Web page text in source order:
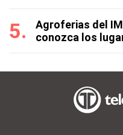
Agroferias del
conozca los